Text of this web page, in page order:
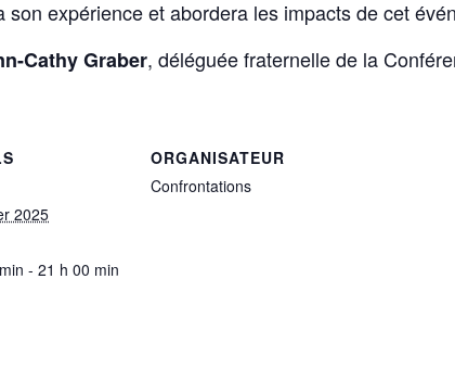
expérience et abordera les impacts de cet
Cathy Graber, déléguée fraternelle de la
2025
- 21 h 00 min
ORGANISATEUR
Confrontations